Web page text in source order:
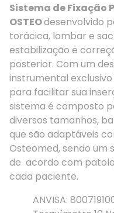
Sistema de Fixação
OSTEOdesenvolvido
torácica, lombar e
estabilização e
posterior. Com um
instrumental exclusivo
para facilitar sua
sistema é composto
diversos tamanhos,
que são adaptáveis
Osteomed, sendo um
de acordo com
cada paciente.
ANVISA: